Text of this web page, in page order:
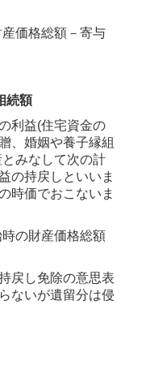
価格総額－寄与
続額
利益(住宅資金の
、婚姻や養子縁組
みなして次の計
の持戻しといいま
時価でおこないま
の財産価格総額
戻し免除の意思表
ないが遺留分は侵